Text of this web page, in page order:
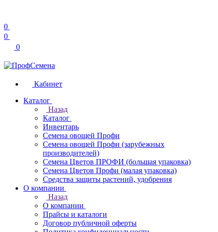
0
0
0
Кабинет
Каталог
Назад
Каталог
Инвентарь
Семена овощей Профи
Семена овощей Профи (зарубежных
производителей)
Семена Цветов ПРОФИ (большая упаковка)
Семена Цветов Профи (малая упаковка)
Средства защиты растений, удобрения
О компании
Назад
О компании
Прайсы и каталоги
Договор публичной оферты